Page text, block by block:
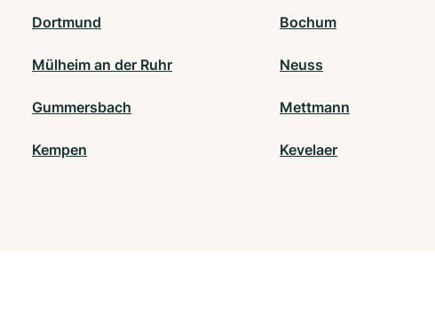
Dortmund Bochum
Mülheim an der Ruhr Neuss
Gummersbach Mettmann
Kempen Kevelaer